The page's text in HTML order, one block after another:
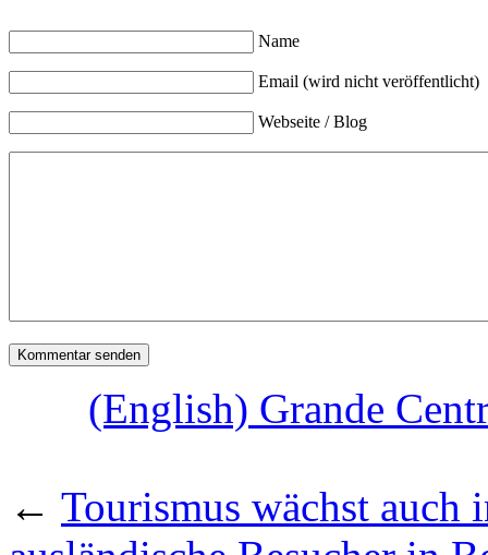
Name
Email (wird nicht veröffentlicht)
Webseite / Blog
(English) Grande
← Tourismus wächst auch